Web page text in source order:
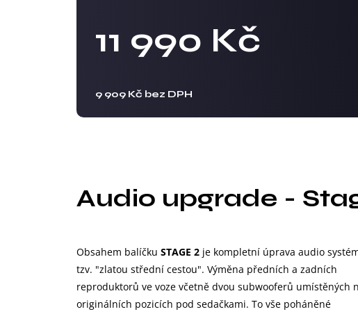
11 990 Kč
9 909 Kč bez DPH
Audio upgrade -
Obsahem balíčku STAGE 2 je kompletní úprava audio
tzv. "zlatou střední cestou". Výměna předních a zadních
reproduktorů ve voze včetně dvou subwooferů umístěných
originálních pozicích pod sedačkami. To vše poháněné